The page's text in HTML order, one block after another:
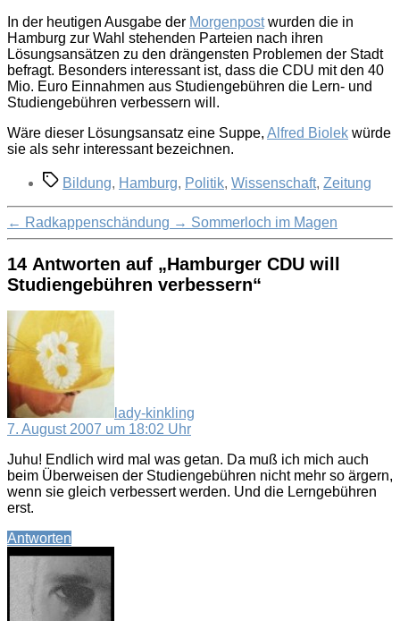
In der heutigen Ausgabe der Morgenpostwurden die in
Hamburg zur Wahl stehenden Parteien nach ihren
Lösungsansätzen zu den drängensten Problemen der Stadt
befragt. Besonders interessant ist, dass die CDU mit den 40
Mio. Euro Einnahmen aus Studiengebühren die Lern- und
Studiengebühren verbessern will.
Wäre dieser Lösungsansatz eine Suppe, Alfred Biolek würde
sie als sehr interessant bezeichnen.
Schlagwörter
Bildung, Hamburg, Politik, Wissenschaft, Zeitung
← Radkappenschändung → Sommerloch im Magen
14 Antworten auf „Hamburger CDU will
Studiengebühren verbessern“
lady-kinkling
7. August 2007 um 18:02 Uhr
Juhu! Endlich wird mal was getan. Da muß ich mich auch
beim Überweisen der Studiengebühren nicht mehr so ärgern,
wenn sie gleich verbessert werden. Und die Lerngebühren
erst.
Antworten